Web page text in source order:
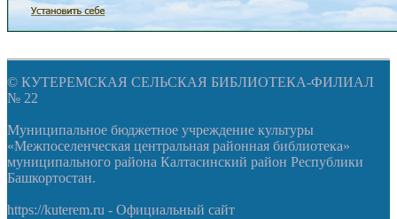
© КУТЕРЕМСКАЯ СЕЛЬСКАЯ БИБЛИОТЕКА-ФИЛИАЛ
№ 22
Муниципальное бюджетное учреждение культуры
«Межпоселенческая центральная районная библиотека»
муниципального района Калтасинский район Республики
Башкортостан.
https://kuterem.ru - Официальный сайт